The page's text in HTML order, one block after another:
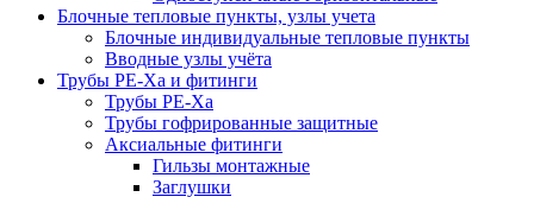
Блочные тепловые пункты, узлы учета
Блочные индивидуальные тепловые пункты
Вводные узлы учёта
Трубы РЕ-Ха и фитинги
Трубы РЕ-Ха
Трубы гофрированные защитные
Аксиальные фитинги
Гильзы монтажные
Заглушки